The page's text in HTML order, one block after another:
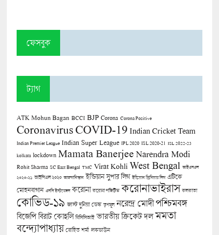
ফেসবুক
ট্যাগ
ATK Mohun Bagan BCCI BJP Corona Corona Positive
CoronavirusCOVID-19 Indian Cricket Team
Indian Premier League Indian Super League IPL 2020 ISL 2020-21 ISL 2022-23
kolkata lockdown Mamata Banerjee Narendra Modi
Rohit Sharma SC East Bengal TMC Virat Kohli West Bengal আইএসএল
২০২০-২১ আইপিএল ২০২০ আফগানিস্তান ইন্ডিয়ান সুপার লিগ ইন্ডিয়ান প্রিমিয়ার লিগ এটিকে
মোহনবাগান এসসি ইস্টবেঙ্গল করোনা করোনা পজিটিভ করোনাভাইরাস কলকাতা
কোভিড-১৯ জাস্ট দুনিয়া ডেস্ক তৃণমূল নরেন্দ্র মোদী পশ্চিমবঙ্গ
বিজেপি বিরাট কোহলি বিসিসিআই ভারতীয় ক্রিকেট দল মমতা
বন্দ্যোপাধ্যায় রোহিত শর্মা লকডাউন